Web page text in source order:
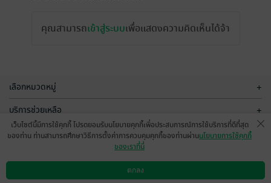
คุณสามารถเข้าสู่ระบบเพื่อแสดงความคิดเห็นได้จ้า
เลือกหมวดหมู่ +
บริการช่วยเหลือ +
เกี่ยวกับเรา
ดาวน์โหลดแอป วิธีการใช้งาน ติดต่อเรา
เว็บไซต์นี้มีการใช้คุกกี้ โปรดยอมรับนโยบายคุกกี้เพื่อประสบการณ์การใช้บริการที่ดีที่สุด
ของท่าน ท่านสามารถศึกษาวิธีการตั้งค่าการควบคุมคุกกี้ของท่านผ่านนโยบายการใช้คุกกี้
ของเราที่นี่
ตกลง